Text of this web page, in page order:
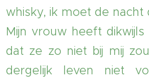
whisky, ik moet de nacht
Mijn vrouw heeft
dat ze zo niet bij mij
dergelijk leven niet